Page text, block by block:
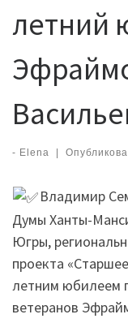
летний
- Elena |
Владимир
Думы Ханты-
Югры,
проекта
летним юбилеем
ветеранов